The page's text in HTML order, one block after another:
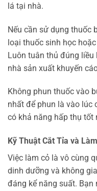
lá tại nhà.
Nếu cần sử dụng thuốc
loại thuốc sinh học
Luôn tuân thủ đúng
nhà sản xuất khuyến
Không phun thuốc vào
nhất để phun là vào lúc
có khả năng hấp thụ tốt
Kỹ Thuật Cắt Tỉa và
Việc làm cỏ là vô cùng
dinh dưỡng và không
đáng kể năng suất. Bạn